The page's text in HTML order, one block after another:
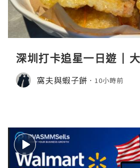
深圳打卡追星一日遊 |
窩夫與蝦子餅 10小時前